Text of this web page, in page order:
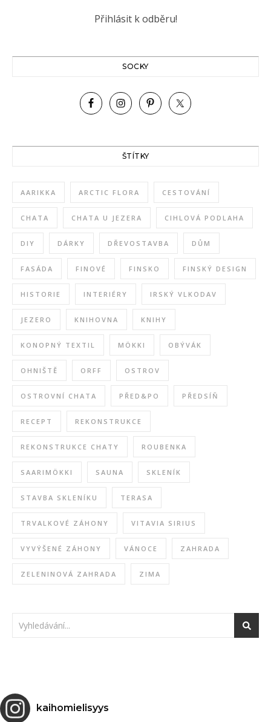
SOCKY
ŠTÍTKY
AARIKKA ARCTIC FLORA CESTOVÁNÍ
CHATA CHATA U JEZERA CIHLOVÁ PODLAHA
DIY DÁRKY DŘEVOSTAVBA DŮM
FASÁDA FINOVÉ FINSKO FINSKÝ DESIGN
HISTORIE INTERIÉRY IRSKÝ VLKODAV
JEZERO KNIHOVNA KNIHY
KONOPNÝ TEXTIL MÖKKI OBÝVÁK
OHNIŠTĚ ORFF OSTROV
OSTROVNÍ CHATA PŘED&PO PŘEDSÍŇ
RECEPT REKONSTRUKCE
REKONSTRUKCE CHATY ROUBENKA
SAARIMÖKKI SAUNA SKLENÍK
STAVBA SKLENÍKU TERASA
TRVALKOVÉ ZÁHONY VITAVIA SIRIUS
VYVÝŠENÉ ZÁHONY VÁNOCE ZAHRADA
ZELENINOVÁ ZAHRADA ZIMA
kaihomielisyys